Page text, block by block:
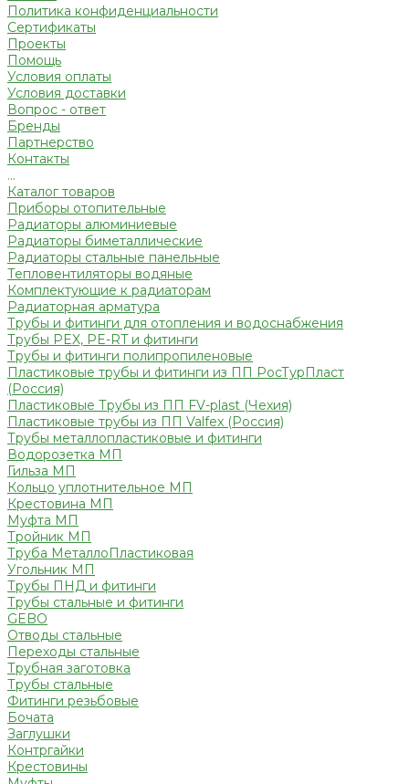
Политика конфиденциальности
Сертификаты
Проекты
Помощь
Условия оплаты
Условия доставки
Вопрос - ответ
Бренды
Партнерство
Контакты
...
Каталог товаров
Приборы отопительные
Радиаторы алюминиевые
Радиаторы биметаллические
Радиаторы стальные панельные
Тепловентиляторы водяные
Комплектующие к радиаторам
Радиаторная арматура
Трубы и фитинги для отопления и водоснабжения
Трубы PEX, PE-RT и фитинги
Трубы и фитинги полипропиленовые
Пластиковые трубы и фитинги из ПП РосТурПласт
(Россия)
Пластиковые Трубы из ПП FV-plast (Чехия)
Пластиковые трубы из ПП Valfex (Россия)
Трубы металлопластиковые и фитинги
Водорозетка МП
Гильза МП
Кольцо уплотнительное МП
Крестовина МП
Муфта МП
Тройник МП
Труба МеталлоПластиковая
Угольник МП
Трубы ПНД и фитинги
Трубы стальные и фитинги
GEBO
Отводы стальные
Переходы стальные
Трубная заготовка
Трубы стальные
Фитинги резьбовые
Бочата
Заглушки
Контргайки
Крестовины